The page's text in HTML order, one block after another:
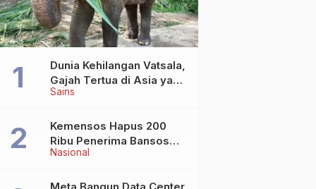
Sains
Dunia Kehilangan Vatsala,
Gajah Tertua di Asia yang
Wafat di Usia Lebih dari
Nasional
Kemensos Hapus 200
Ribu Penerima Bansos
yang Terlibat Judol